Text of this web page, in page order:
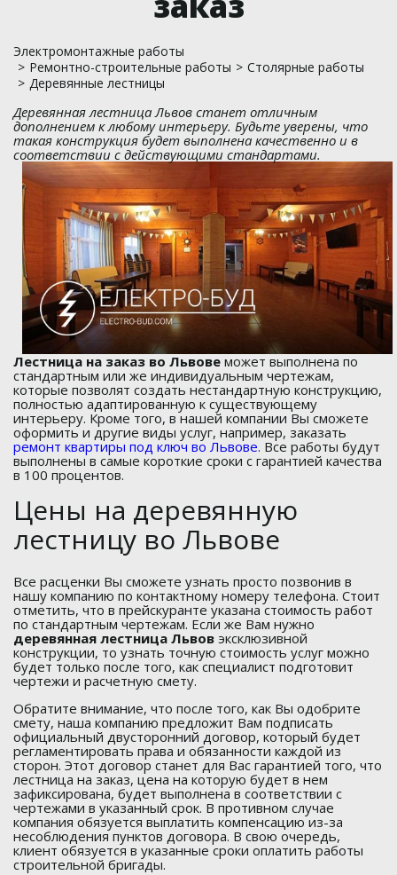
Электромонтажные работы
> Ремонтно-строительные работы > Столярные работы
> Деревянные лестницы
Деревянная лестница Львов станет отличным
дополнением к любому интерьеру. Будьте уверены, что
такая конструкция будет выполнена качественно и в
соответствии с действующими стандартами.
Лестница на заказ во Львове может выполнена по
стандартным или же индивидуальным чертежам,
которые позволят создать нестандартную конструкцию,
полностью адаптированную к существующему
интерьеру. Кроме того, в нашей компании Вы сможете
оформить и другие виды услуг, например, заказать
ремонт квартиры под ключ во Львове. Все работы будут
выполнены в самые короткие сроки с гарантией качества
в 100 процентов.
Цены на деревянную
лестницу во Львове
Все расценки Вы сможете узнать просто позвонив в
нашу компанию по контактному номеру телефона. Стоит
отметить, что в прейскуранте указана стоимость работ
по стандартным чертежам. Если же Вам нужно
деревянная лестница Львов эксклюзивной
конструкции, то узнать точную стоимость услуг можно
будет только после того, как специалист подготовит
чертежи и расчетную смету.
Обратите внимание, что после того, как Вы одобрите
смету, наша компанию предложит Вам подписать
официальный двусторонний договор, который будет
регламентировать права и обязанности каждой из
сторон. Этот договор станет для Вас гарантией того, что
лестница на заказ, цена на которую будет в нем
зафиксирована, будет выполнена в соответствии с
чертежами в указанный срок. В противном случае
компания обязуется выплатить компенсацию из-за
несоблюдения пунктов договора. В свою очередь,
клиент обязуется в указанные сроки оплатить работы
строительной бригады.